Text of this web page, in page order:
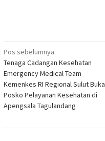
Navigasi
pos
Pos sebelumnya
Tenaga Cadangan Kesehatan
Emergency Medical Team
Kemenkes RI Regional Sulut Buka
Posko Pelayanan Kesehatan di
Apengsala Tagulandang